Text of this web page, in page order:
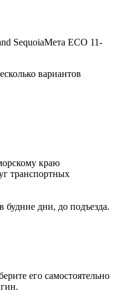
SequoiaМета ECO 11-
вариантов
краю
транспортных
будние дни, до подъезда.
его самостоятельно